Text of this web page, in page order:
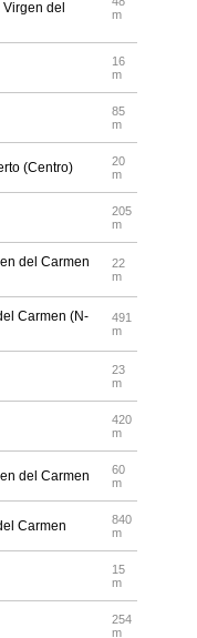
del
m
16
m
85
m
(Centro)
20
m
205
m
del Carmen
22
m
Carmen (N-
491
m
23
m
420
m
del Carmen
60
m
Carmen
840
m
15
m
254
m